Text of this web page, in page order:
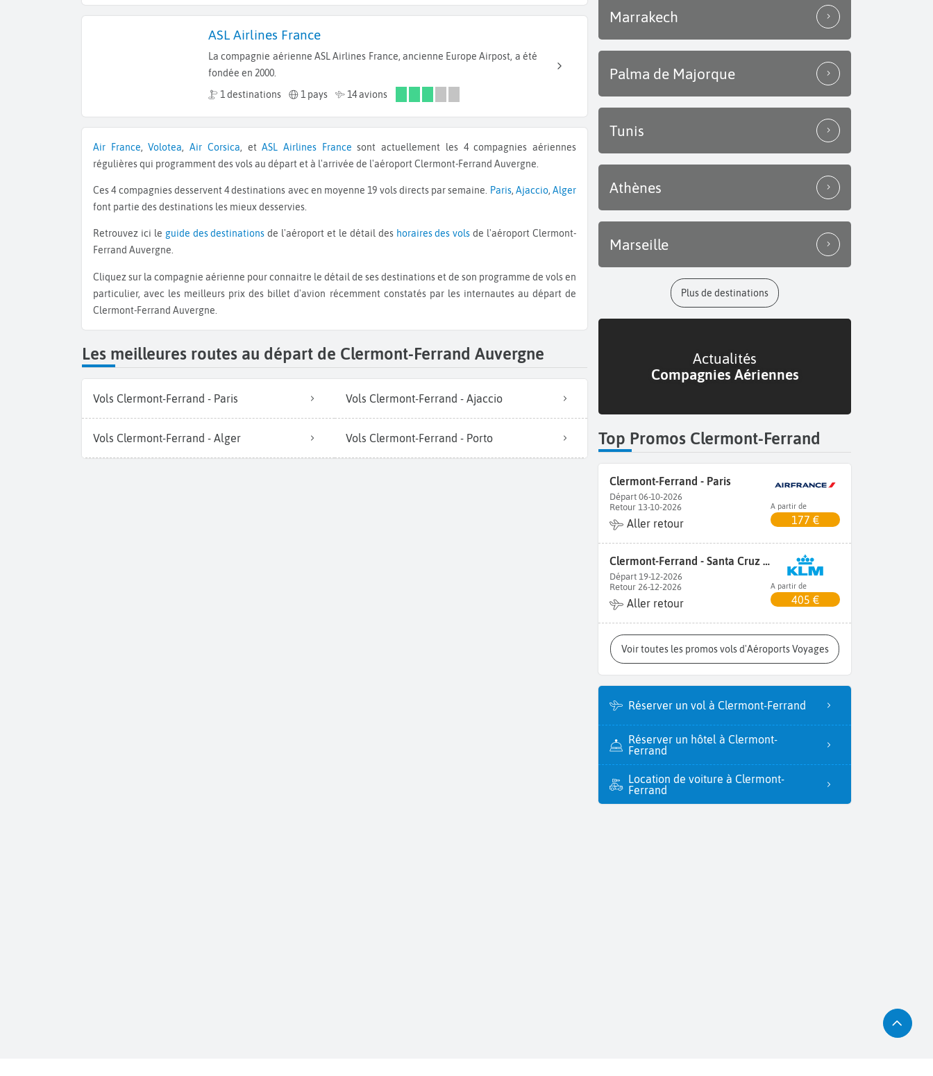
ASL Airlines France
La compagnie aérienne ASL Airlines France, ancienne Europe Airpost, a été
fondée en 2000.
1 destinations
1 pays 14 avions
Air France,Volotea,Air Corsica, etASL Airlines France sont actuellement les 4 compagnies aériennes
régulières qui programment des vols au départ et à l'arrivée de l'aéroport Clermont-Ferrand Auvergne.
Ces 4 compagnies desservent 4 destinations avec en moyenne 19 vols directs par semaine. Paris, Ajaccio, Alger
font partie des destinations les mieux desservies.
Retrouvez ici le guide des destinations de l'aéroport et le détail des horaires des vols de l'aéroport Clermont-
Ferrand Auvergne.
Cliquez sur la compagnie aérienne pour connaitre le détail de ses destinations et de son programme de vols en
particulier, avec les meilleurs prix des billet d'avion récemment constatés par les internautes au départ de
Clermont-Ferrand Auvergne.
Les meilleures routes au départ de Clermont-Ferrand Auvergne
Vols Clermont-Ferrand - Paris Vols Clermont-Ferrand - Ajaccio
Vols Clermont-Ferrand - Alger Vols Clermont-Ferrand - Porto
Marrakech
Palma de Majorque
Tunis
Athènes
Marseille
Plus de destinations
Actualités
Compagnies Aériennes
Top Promos Clermont-Ferrand
Clermont-Ferrand - Paris
Départ 06-10-2026
Retour 13-10-2026
Aller retour
A partir de
177 €
Clermont-Ferrand - Santa Cruz de Tenerife
Départ 19-12-2026
Retour 26-12-2026
Aller retour
A partir de
405 €
Voir toutes les promos vols d'Aéroports Voyages
Réserver un vol à Clermont-Ferrand
Réserver un hôtel à Clermont-
Ferrand
Location de voiture à Clermont-
Ferrand